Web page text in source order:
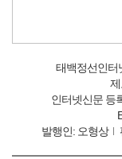
태백정선인터
인터넷신문 등
발행인: 오형상